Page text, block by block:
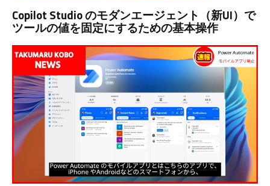
Copilot Studio のモダンエージェント（新UI）で
ツールの値を固定にするための基本操作